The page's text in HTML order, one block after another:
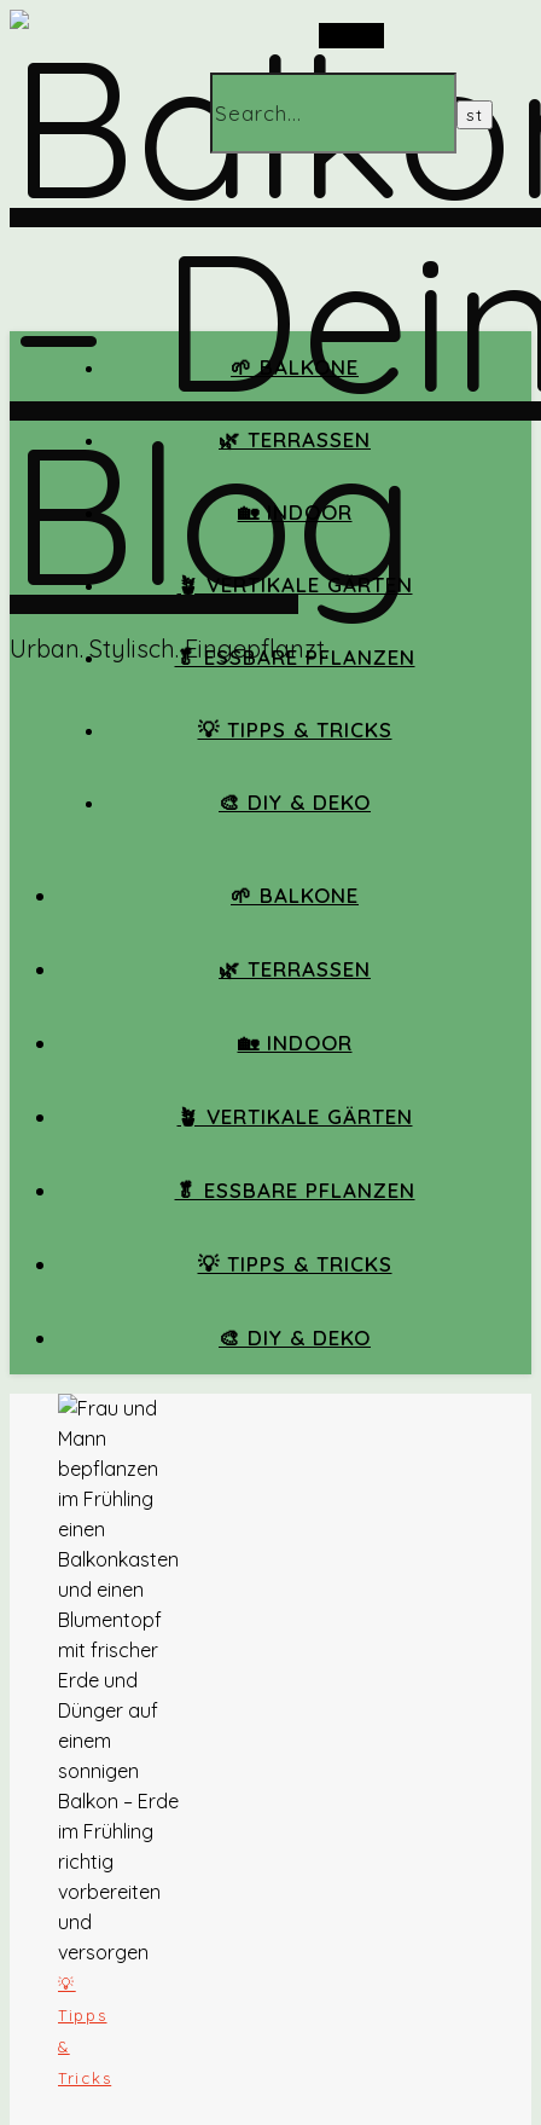
Urban. Stylisch. Eingepflanzt.
🌱 BALKONE
🌿 TERRASSEN
🏡 INDOOR
🪴 VERTIKALE GÄRTEN
🥬 ESSBARE PFLANZEN
💡 TIPPS & TRICKS
🎨 DIY & DEKO
🌱 BALKONE
🌿 TERRASSEN
🏡 INDOOR
🪴 VERTIKALE GÄRTEN
🥬 ESSBARE PFLANZEN
💡 TIPPS & TRICKS
🎨 DIY & DEKO
💡
Tipps
&
Tricks